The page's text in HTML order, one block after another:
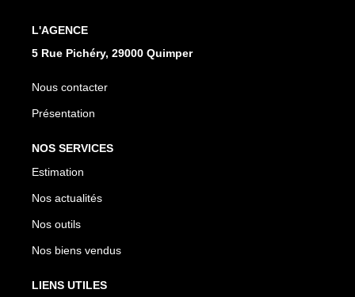
L'AGENCE
5 Rue Pichéry, 29000 Quimper
Nous contacter
Présentation
NOS SERVICES
Estimation
Nos actualités
Nos outils
Nos biens vendus
LIENS UTILES